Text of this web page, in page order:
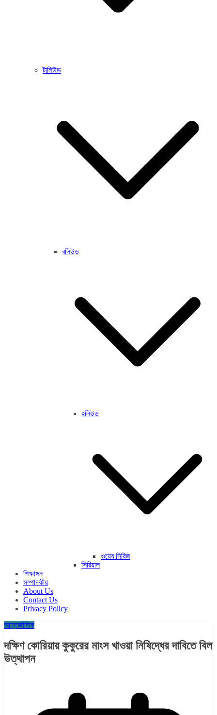
টালিউড
বলিউড
হলিউড
ওয়েব সিরিজ
সিরিয়াল
শিক্ষাঙ্গন
সম্পাদকীয়
About Us
Contact Us
Privacy Policy
আন্তর্জাতিক
দক্ষিণ কোরিয়ায় কুকুরের মাংস খাওয়া নিষিদ্ধের দাবিতে বিল
উত্থাপন